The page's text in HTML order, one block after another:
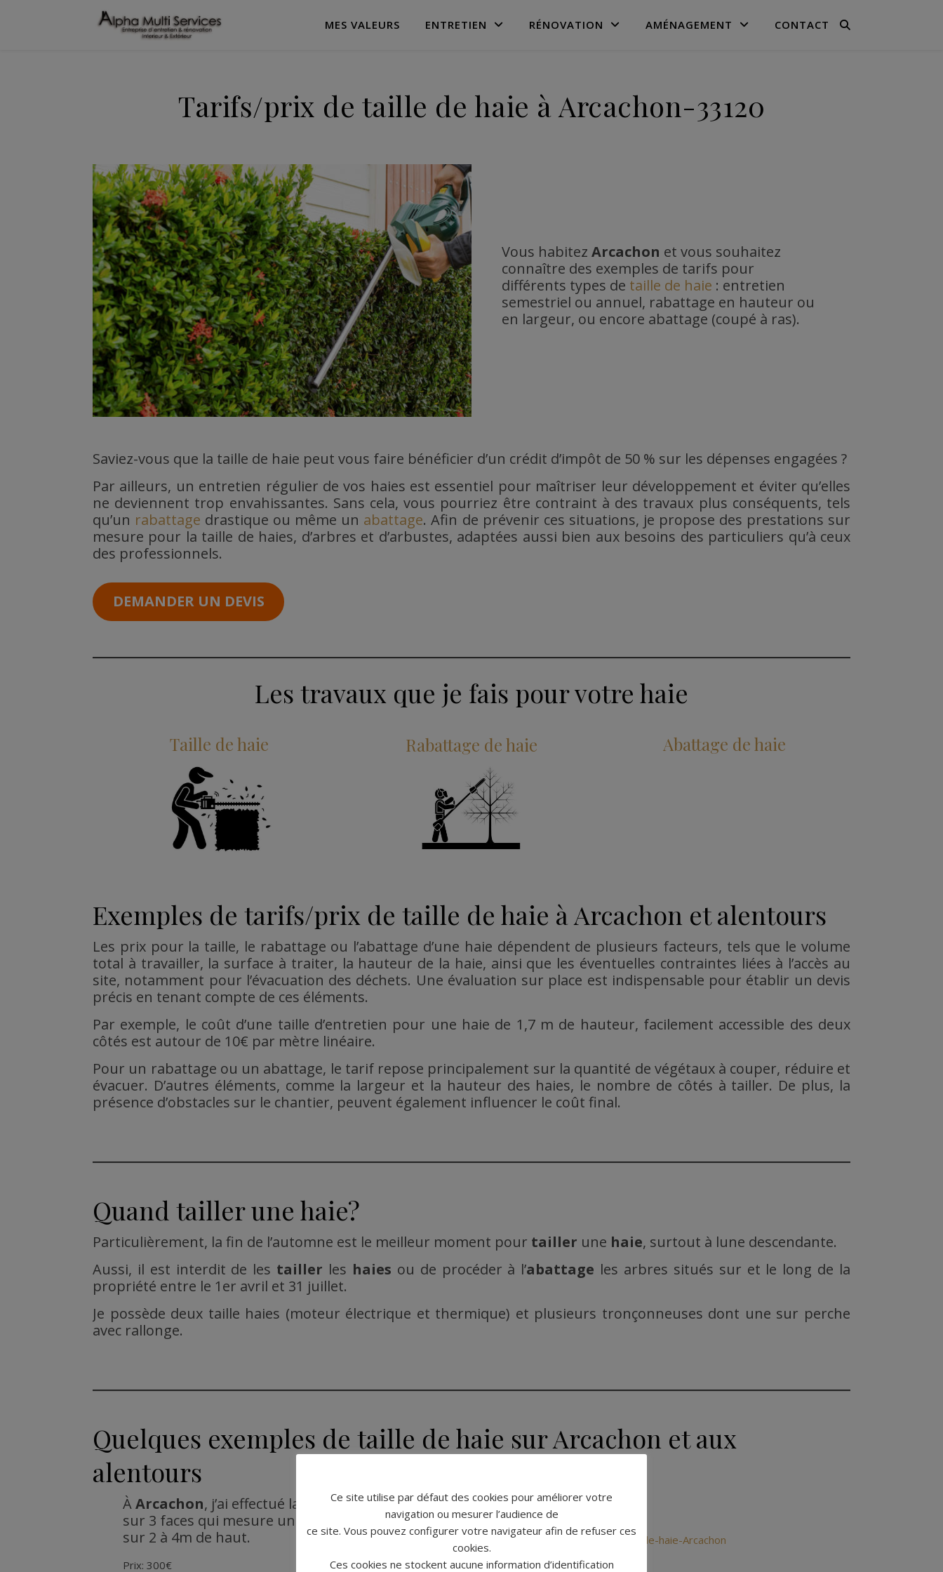
MES VALEURS ENTRETIEN RÉNOVATION AMÉNAGEMENT CONTACT
Tarifs/prix de taille de haie à Arcachon-33120
Vous habitezArcachon et vous souhaitez
connaître des exemples de tarifs pour
différents types de taille de haie : entretien
semestriel ou annuel, rabattage en hauteur ou
en largeur, ou encore abattage (coupé à ras).
Saviez-vous que la taille de haie peut vous faire bénéficier d’un crédit d’impôt de 50 % sur les dépenses engagées ?
Par ailleurs, un entretien régulier de vos haies est essentiel pour maîtriser leur développement et éviter qu’elles
ne deviennent trop envahissantes. Sans cela, vous pourriez être contraint à des travaux plus conséquents, tels
qu’un rabattage drastique ou même un abattage. Afin de prévenir ces situations, je propose des prestations sur
mesure pour la taille de haies, d’arbres et d’arbustes, adaptées aussi bien aux besoins des particuliers qu’à ceux
des professionnels.
DEMANDER UN DEVIS
Les travaux que je fais pour votre haie
Taille de haie Rabattage de haie Abattage de haie
Exemples de tarifs/prix de taille de haie à Arcachon et alentours
Les prix pour la taille, le rabattage ou l’abattage d’une haie dépendent de plusieurs facteurs, tels que le volume
total à travailler, la surface à traiter, la hauteur de la haie, ainsi que les éventuelles contraintes liées à l’accès au
site, notamment pour l’évacuation des déchets. Une évaluation sur place est indispensable pour établir un devis
précis en tenant compte de ces éléments.
Par exemple, le coût d’une taille d’entretien pour une haie de 1,7 m de hauteur, facilement accessible des deux
côtés est autour de 10€ par mètre linéaire.
Pour un rabattage ou un abattage, le tarif repose principalement sur la quantité de végétaux à couper, réduire et
évacuer. D’autres éléments, comme la largeur et la hauteur des haies, le nombre de côtés à tailler. De plus, la
présence d’obstacles sur le chantier, peuvent également influencer le coût final.
Quand tailler une haie?
Particulièrement, la fin de l’automne est le meilleur moment pour tailler une haie, surtout à lune descendante.
Aussi, il est interdit de les tailler les haies ou de procéder à l’abattage les arbres situés sur et le long de la
propriété entre le 1er avril et 31 juillet.
Je possède deux taille haies (moteur électrique et thermique) et plusieurs tronçonneuses dont une sur perche
avec rallonge.
Quelques exemples de taille de haie sur Arcachon et aux
alentours
ÀArcachon, j’ai effectué la taille de cette haie
sur 3 faces qui mesure un vingtaine de mètres
sur 2 à 4m de haut.
Prix: 300€
Ce site utilise par défaut des cookies pour améliorer votre
navigation ou mesurer l’audience de
ce site. Vous pouvez configurer votre navigateur afin de refuser ces
cookies.
Ces cookies ne stockent aucune information d’identification